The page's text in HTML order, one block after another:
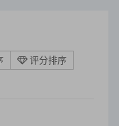
评分排序